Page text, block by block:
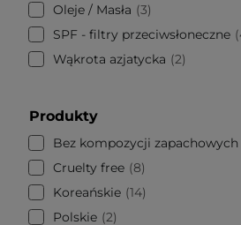
Oleje / Masła
3
SPF - filtry przeciwsłoneczne
Wąkrota azjatycka
2
Produkty
Bez kompozycji zapachowych
Cruelty free 8
Koreańskie 14
Polskie 2